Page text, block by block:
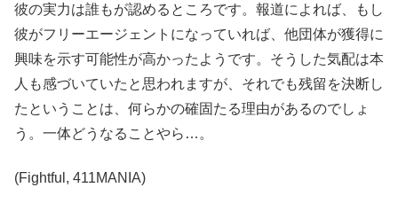
彼の実力は誰もが認めるところです。報道によれば、もし
彼がフリーエージェントになっていれば、他団体が獲得に
興味を示す可能性が高かったようです。そうした気配は本
人も感づいていたと思われますが、それでも残留を決断し
たということは、何らかの確固たる理由があるのでしょ
う。一体どうなることやら…。
(Fightful, 411MANIA)